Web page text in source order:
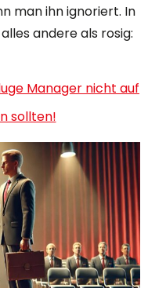
man ihn ignoriert. In
andere als rosig:
Manager nicht auf
sollten!